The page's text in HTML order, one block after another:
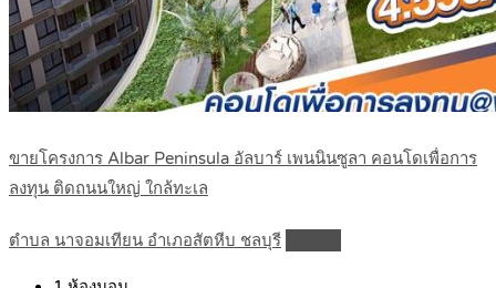
ขายโครงการ Albar Peninsula อัลบาร์ เพนนินซูลา คอนโดเพื่อการ
ลงทุน ติดถนนใหญ่ ใกล้ทะเล
ตำบล นาจอมเทียน อำเภอสัตหีบ ชลบุรี